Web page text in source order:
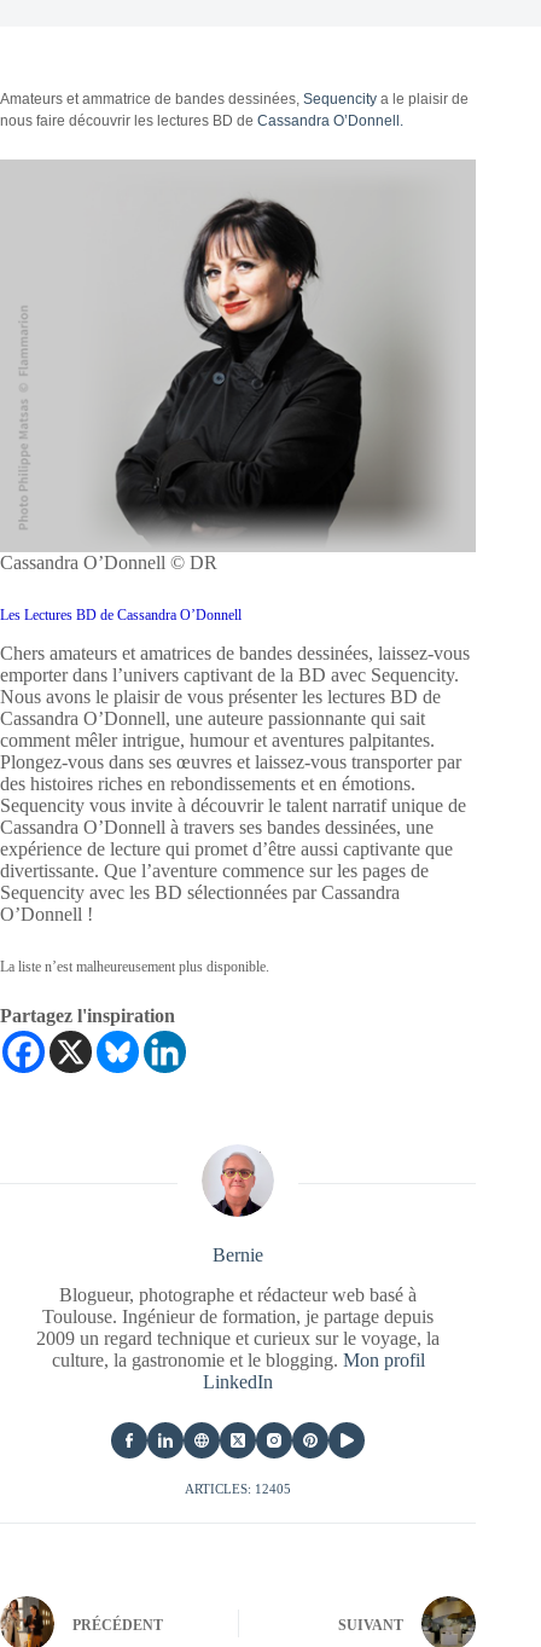
Amateurs et ammatrice de bandes dessinées, Sequencity a le plaisir de
nous faire découvrir les lectures BD de Cassandra O’Donnell.
Cassandra O’Donnell © DR
Les Lectures BD de Cassandra O’Donnell
Chers amateurs et amatrices de bandes dessinées, laissez-vous
emporter dans l’univers captivant de la BD avec Sequencity.
Nous avons le plaisir de vous présenter les lectures BD de
Cassandra O’Donnell, une auteure passionnante qui sait
comment mêler intrigue, humour et aventures palpitantes.
Plongez-vous dans ses œuvres et laissez-vous transporter par
des histoires riches en rebondissements et en émotions.
Sequencity vous invite à découvrir le talent narratif unique de
Cassandra O’Donnell à travers ses bandes dessinées, une
expérience de lecture qui promet d’être aussi captivante que
divertissante. Que l’aventure commence sur les pages de
Sequencity avec les BD sélectionnées par Cassandra
O’Donnell !
La liste n’est malheureusement plus disponible.
Partagez l'inspiration
Bernie
Blogueur, photographe et rédacteur web basé à
Toulouse. Ingénieur de formation, je partage depuis
2009 un regard technique et curieux sur le voyage, la
culture, la gastronomie et le blogging. Mon profil
LinkedIn
ARTICLES: 12405
PRÉCÉDENT SUIVANT